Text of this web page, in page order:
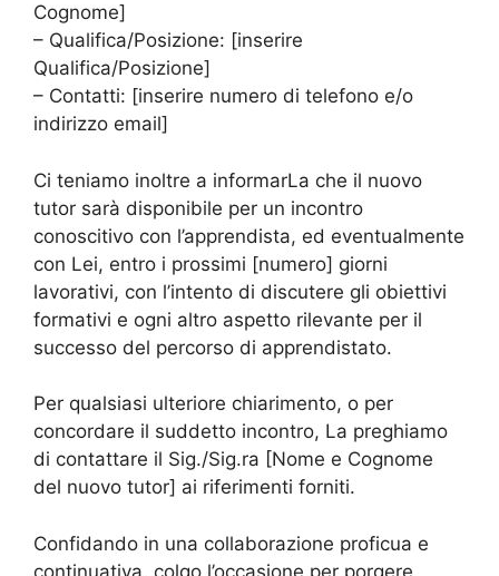
Cognome]
– Qualifica/Posizione: [inserire
Qualifica/Posizione]
– Contatti: [inserire numero di telefono e/o
indirizzo email]
Ci teniamo inoltre a informarLa che il nuovo
tutor sarà disponibile per un incontro
conoscitivo con l’apprendista, ed eventualmente
con Lei, entro i prossimi [numero] giorni
lavorativi, con l’intento di discutere gli obiettivi
formativi e ogni altro aspetto rilevante per il
successo del percorso di apprendistato.
Per qualsiasi ulteriore chiarimento, o per
concordare il suddetto incontro, La preghiamo
di contattare il Sig./Sig.ra [Nome e Cognome
del nuovo tutor] ai riferimenti forniti.
Confidando in una collaborazione proficua e
continuativa, colgo l’occasione per porgere